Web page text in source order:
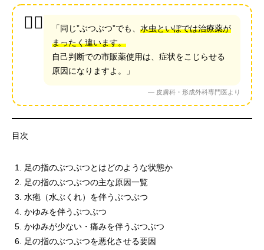
🧑‍⚕️ 「同じ”ぶつぶつ”でも、 水虫といぼでは治療薬が
まったく違います。
自己判断での市販薬使用は、症状をこじらせる
原因になりますよ。」
― 皮膚科・形成外科専門医より
目次
足の指のぶつぶつとはどのような状態か
足の指のぶつぶつの主な原因一覧
水疱（水ぶくれ）を伴うぶつぶつ
かゆみを伴うぶつぶつ
かゆみが少ない・痛みを伴うぶつぶつ
足の指のぶつぶつを悪化させる要因